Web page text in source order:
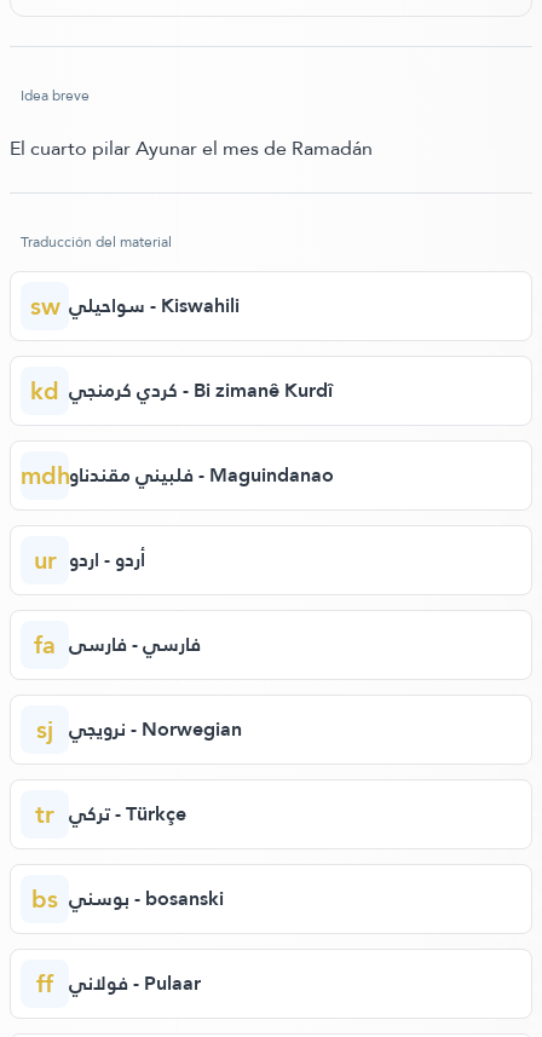
Idea breve
El cuarto pilar Ayunar el mes de Ramadán
Traducción del material
sw سواحيلي - Kiswahili
kd كردي كرمنجي - Bi zimanê Kurdî
mdh فلبيني مقندناو - Maguindanao
ur أردو - اردو
fa فارسي - فارسی
sj نرويجي - Norwegian
tr تركي - Türkçe
bs بوسني - bosanski
ff فولاني - Pulaar